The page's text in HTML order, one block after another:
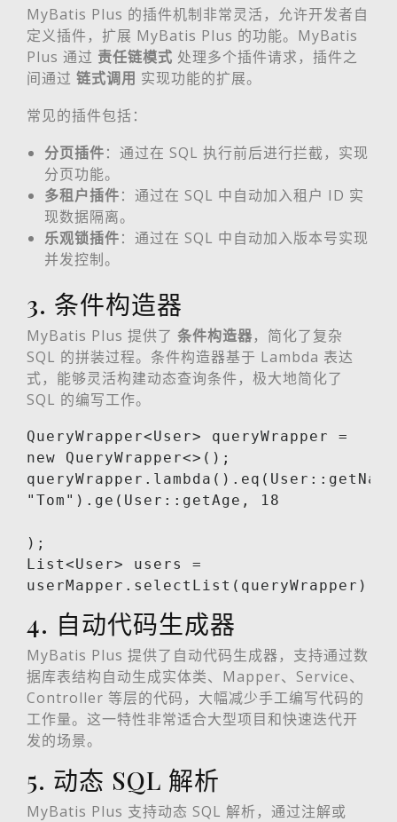
MyBatis Plus 的插件机制非常灵活，允许开发者自
定义插件，扩展 MyBatis Plus 的功能。MyBatis
Plus 通过 责任链模式 处理多个插件请求，插件之
间通过 链式调用 实现功能的扩展。
常见的插件包括：
分页插件：通过在 SQL 执行前后进行拦截，实现
分页功能。
多租户插件：通过在 SQL 中自动加入租户 ID 实
现数据隔离。
乐观锁插件：通过在 SQL 中自动加入版本号实现
并发控制。
3. 条件构造器
MyBatis Plus 提供了 条件构造器，简化了复杂
SQL 的拼装过程。条件构造器基于 Lambda 表达
式，能够灵活构建动态查询条件，极大地简化了
SQL 的编写工作。
QueryWrapper<User> queryWrapper =
new QueryWrapper<>();
"Tom").ge(User::getAge, 18
);
List<User> users =
userMapper.selectList(queryWrapper);
4. 自动代码生成器
MyBatis Plus 提供了自动代码生成器，支持通过数
据库表结构自动生成实体类、Mapper、Service、
Controller 等层的代码，大幅减少手工编写代码的
工作量。这一特性非常适合大型项目和快速迭代开
发的场景。
5. 动态 SQL 解析
MyBatis Plus 支持动态 SQL 解析，通过注解或